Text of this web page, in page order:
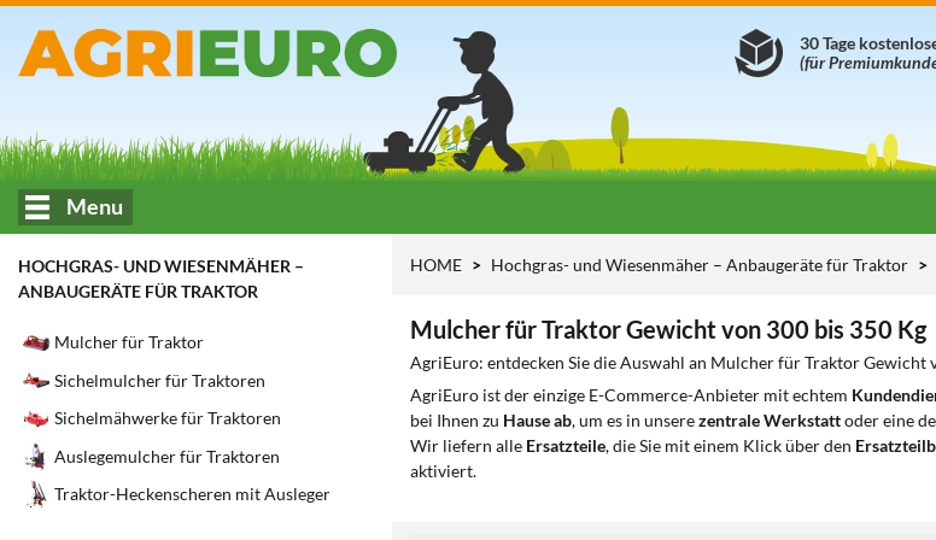
30 Tage
(für
Menu
HOCHGRAS- UND WIESENMÄHER –
ANBAUGERÄTE FÜR TRAKTOR
Mulcher für Traktor
Sichelmulcher für Traktoren
Sichelmähwerke für Traktoren
Auslegemulcher für Traktoren
Traktor-Heckenscheren mit Ausleger
HOME Hochgras- und Wiesenmäher – Anbaugeräte für Traktor
Mulcher für Traktor Gewicht von 300 bis 350 Kg
AgriEuro: entdecken Sie die Auswahl an Mulcher für Traktor Gewicht
AgriEuro ist der einzige E-Commerce-Anbieter mit echtem
bei Ihnen zu Hause ab, um es in unserezentrale Werkstattoder eine
Wir liefern alle Ersatzteile, die Sie mit einem Klick über den
aktiviert.